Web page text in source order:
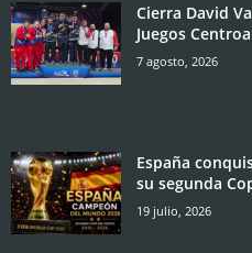
Cierra David
Juegos
7 agosto, 2026
España
su segunda
19 julio, 2026